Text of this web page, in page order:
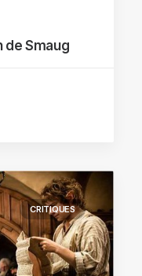
de Smaug
CRITIQUES